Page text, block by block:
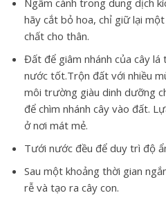
hãy cắt bỏ hoa, chỉ giữ lại
chất cho thân.
Đất để giâm nhánh của cây
nước tốt.Trộn đất với nhiều
môi trường giàu dinh dưỡng
để chìm nhánh cây vào đất.
ở nơi mát mẻ.
Tưới nước đều để duy trì độ
Sau một khoảng thời gian
rễ và tạo ra cây con.